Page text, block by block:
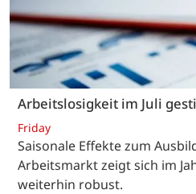
Arbeitslosigkeit im Juli
Friday
Saisonale Effekte zum
Arbeitsmarkt zeigt sich im
weiterhin robust.